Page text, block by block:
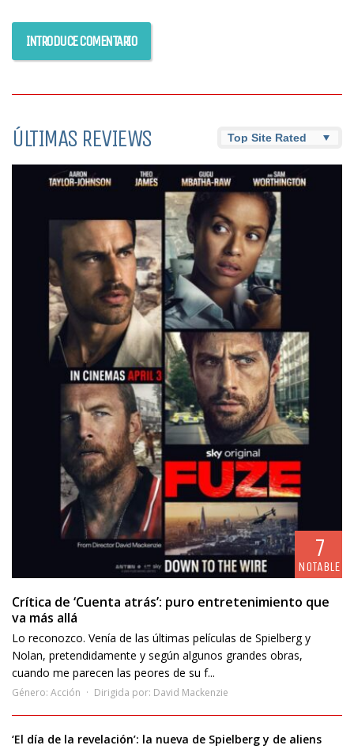
ÚLTIMAS REVIEWS
7
NOTABLE
Crítica de ‘Cuenta atrás’: puro entretenimiento que
va más allá
Lo reconozco. Venía de las últimas películas de Spielberg y
Nolan, pretendidamente y según algunos grandes obras,
cuando me parecen las peores de su f...
Género: Acción Dirigida por: David Mackenzie
‘El día de la revelación’: la nueva de Spielberg y de aliens